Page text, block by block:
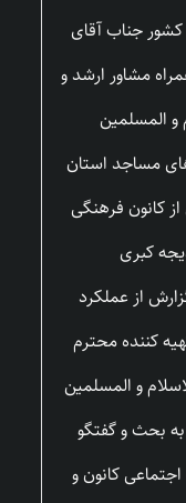
جناب آقای
مشاور ارشد و
و المسلمین
مساجد استان
کانون فرهنگی
کبری
از عملکرد
کننده محترم
و المسلمین
بحث و گفتگو
کانون و